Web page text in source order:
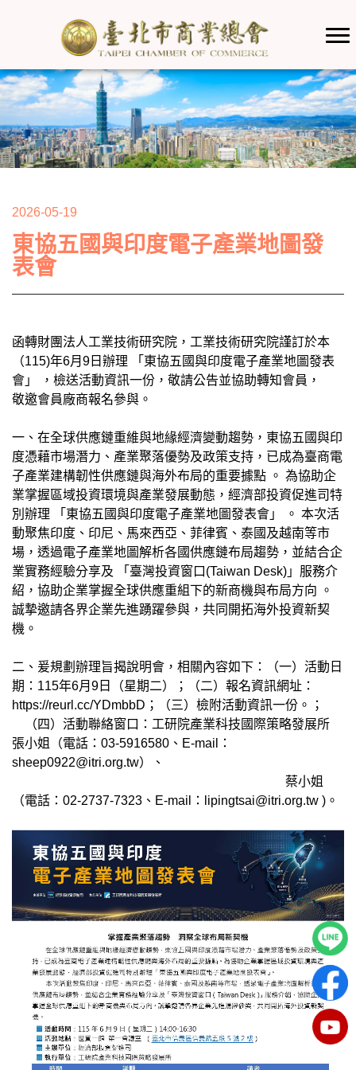
2026-05-19
東協五國與印度電子產業地圖發
表會
函轉財團法人工業技術研究院，工業技術研究院謹訂於本
（115)年6月9日辦理 「東協五國與印度電子產業地圖發表
會」 ，檢送活動資訊一份，敬請公告並協助轉知會員，
敬邀會員廠商報名參與。
一、在全球供應鏈重維與地緣經濟變動趨勢，東協五國與印
度憑藉市場潛力、產業聚落優勢及政策支持，已成為臺商電
子產業建構韌性供應鏈與海外布局的重要據點 。 為協助企
業掌握區域投資環境與產業發展動態，經濟部投資促進司特
別辦理 「東協五國與印度電子產業地圖發表會」 。 本次活
動聚焦印度、印尼、馬來西亞、菲律賓、泰國及越南等市
場，透過電子產業地圖解析各國供應鏈布局趨勢，並結合企
業實務經驗分享及 「臺灣投資窗口(Taiwan Desk)」服務介
紹，協助企業掌握全球供應重組下的新商機與布局方向 。
誠摯邀請各界企業先進踴躍參與，共同開拓海外投資新契
機。
二、爰規劃辦理旨揭說明會，相關內容如下：（一）活動日
期：115年6月9日（星期二）；（二）報名資訊網址：
https://reurl.cc/YDmbbD；（三）檢附活動資訊一份。；
（四）活動聯絡窗口：工研院產業科技國際策略發展所
張小姐（電話：03-5916580、E-mail：
sheep0922@itri.org.tw）、
蔡小姐
（電話：02-2737-7323、E-mail：
lipingtsai@itri.org.tw )。